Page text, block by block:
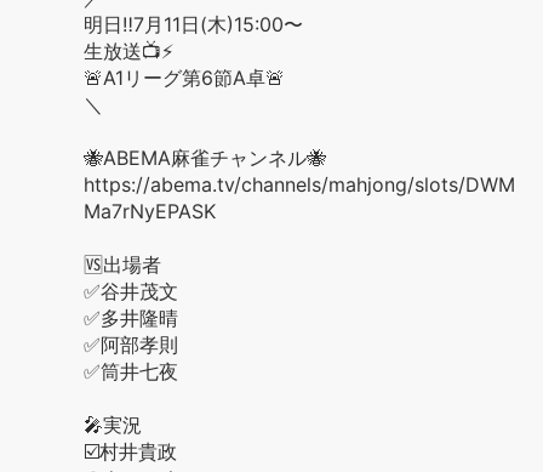
明日‼️7月11日(木)15:00〜
生放送📺⚡️
🚨A1リーグ第6節A卓🚨
＼
🐝ABEMA麻雀チャンネル🐝
https://abema.tv/channels/mahjong/slots/DWM
Ma7rNyEPASK
🆚出場者
✅谷井茂文
✅多井隆晴
✅阿部孝則
✅筒井七夜
🎤実況
☑️村井貴政